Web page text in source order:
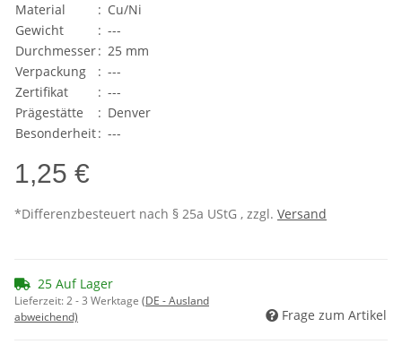
Material
: Cu/Ni
Gewicht
: ---
Durchmesser: 25 mm
Verpackung
: ---
Zertifikat
: ---
Prägestätte
: Denver
Besonderheit: ---
1,25 €
*Differenzbesteuert nach § 25a UStG , zzgl. Versand
25 Auf Lager
Lieferzeit:2 - 3 Werktage (DE - Ausland
abweichend)
Frage zum Artikel